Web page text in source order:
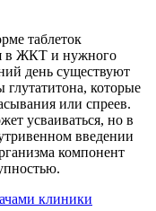
таблеток
в ЖКТ и нужного
день существуют
которые
или спреев.
усваиваться, но в
введении
компонент
клиники